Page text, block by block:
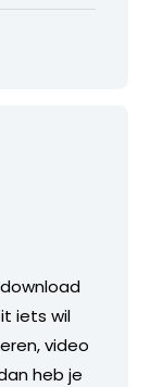
iets wil
video
heb je